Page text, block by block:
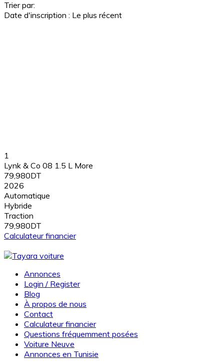
Trier par:
Date d'inscription : Le plus récent
1
Lynk & Co 08 1.5 L More
79,980DT
2026
Automatique
Hybride
Traction
79,980DT
Calculateur financier
Annonces
Login / Register
Blog
À propos de nous
Contact
Calculateur financier
Questions fréquemment posées
Voiture Neuve
Annonces en Tunisie